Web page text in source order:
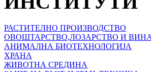
РАСТИТЕЛНО ПРОИЗВОДСТВО
ОВОШТАРСТВО,ЛОЗАРСТВО И
АНИМАЛНА БИОТЕХНОЛОГИЈА
ХРАНА
ЖИВОТНА СРЕДИНА